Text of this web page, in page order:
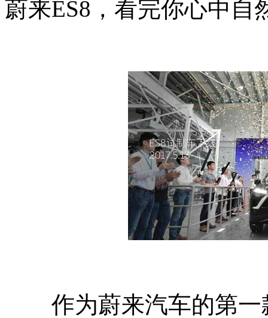
蔚来ES8，看完你心中自
作为蔚来汽车的第一